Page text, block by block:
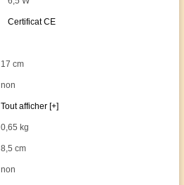
Certificat CE
17 cm
non
Tout afficher [+]
0,65 kg
8,5 cm
non